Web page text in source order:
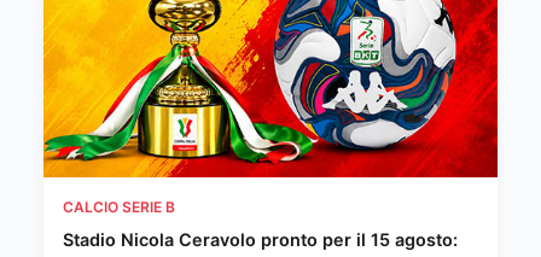
CALCIO SERIE B
Stadio Nicola Ceravolo pronto per il 15 agosto: